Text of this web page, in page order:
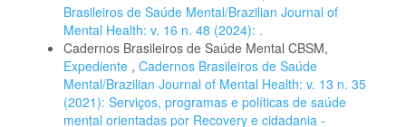
Brasileiros de Saúde Mental/Brazilian Journal of
Mental Health: v. 16 n. 48 (2024): .
Cadernos Brasileiros de Saúde Mental CBSM,
Expediente , Cadernos Brasileiros de Saúde
Mental/Brazilian Journal of Mental Health: v. 13 n. 35
(2021): Serviços, programas e políticas de saúde
mental orientadas por Recovery e cidadania -